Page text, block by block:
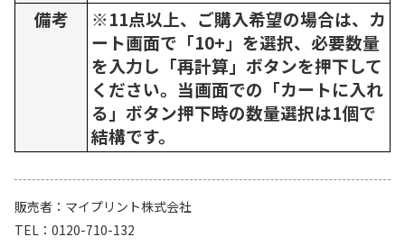
備考
※11点以上、ご購入希望の場合は、カ
ート画面で「10+」を選択、必要数量
を入力し「再計算」ボタンを押下して
ください。当画面での「カートに入れ
る」ボタン押下時の数量選択は1個で
結構です。
販売者
マイプリント株式会社
TEL
0120-710-132